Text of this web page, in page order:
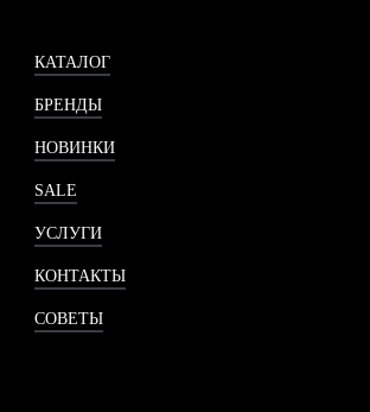
КАТАЛОГ
БРЕНДЫ
НОВИНКИ
SALE
УСЛУГИ
КОНТАКТЫ
СОВЕТЫ